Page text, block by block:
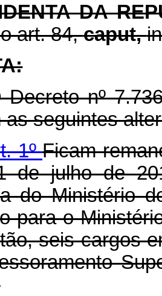
DA
art. 84,caput,
Decreto nº
as seguintes
1ºFicam
de julho de
do Ministério
para o
seis cargos